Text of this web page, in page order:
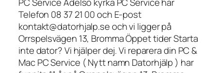
PC Service Adelsö kyrka PC Service har
Telefon 08 37 21 00 och E-post
kontakt@datorhjalp.se och vi ligger på
Orrspelsvägen 13, Bromma Öppet tider Starta
inte dator? Vi hjälper dej. Vi reparera din PC &
Mac PC Service ( Nytt namn Datorhjälp ) har